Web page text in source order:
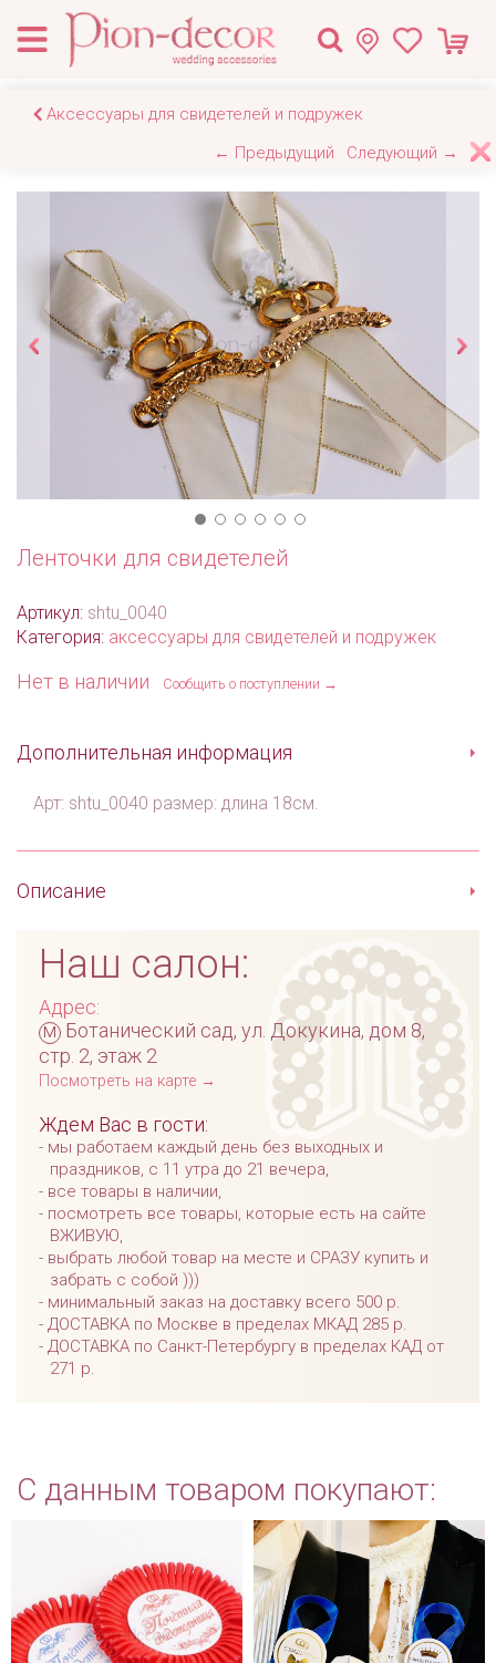
Аксессуары для свидетелей и подружек
← Предыдущий
Следующий →
Ленточки для свидетелей
Артикул: shtu_0040
Категория: аксессуары для свидетелей и подружек
Нет в наличии Сообщить о поступлении →
Дополнительная информация
Арт: shtu_0040 размер: длина 18см.
Описание
Наш салон:
Адрес:
м Ботанический сад, ул. Докукина, дом 8,
стр. 2, этаж 2
Посмотреть на карте →
Ждем Вас в гости:
мы работаем каждый день без выходных и
праздников, с 11 утра до 21 вечера,
все товары в наличии,
посмотреть все товары, которые есть на сайте
ВЖИВУЮ,
выбрать любой товар на месте и СРАЗУ купить и
забрать с собой )))
минимальный заказ на доставку всего 500 р.
ДОСТАВКА по Москве в пределах МКАД 285 р.
ДОСТАВКА по Санкт-Петербургу в пределах КАД от
271 р.
С данным товаром покупают: